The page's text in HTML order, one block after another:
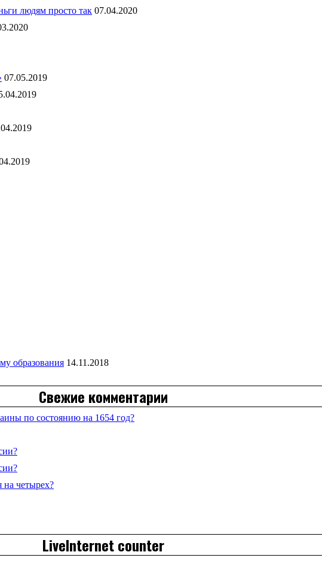
людям просто так 07.04.2020
07.05.2019
образования 14.11.2018
Свежие комментарии
по состоянию на 1654 год?
на четырех?
LiveInternet counter